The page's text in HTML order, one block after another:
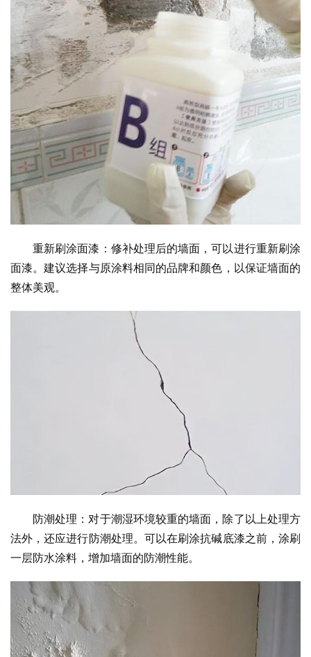
重新刷涂面漆：修补处理后的墙面，可以进行重新刷涂
面漆。建议选择与原涂料相同的品牌和颜色，以保证墙面的
整体美观。
防潮处理：对于潮湿环境较重的墙面，除了以上处理方
法外，还应进行防潮处理。可以在刷涂抗碱底漆之前，涂刷
一层防水涂料，增加墙面的防潮性能。